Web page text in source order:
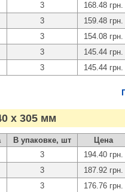
3 168.48 грн.
3 159.48 грн.
3 154.08 грн.
3 145.44 грн.
3 145.44 грн.
x 305 мм
В упаковке, шт Цена
3 194.40 грн.
3 187.92 грн.
3 176.76 грн.